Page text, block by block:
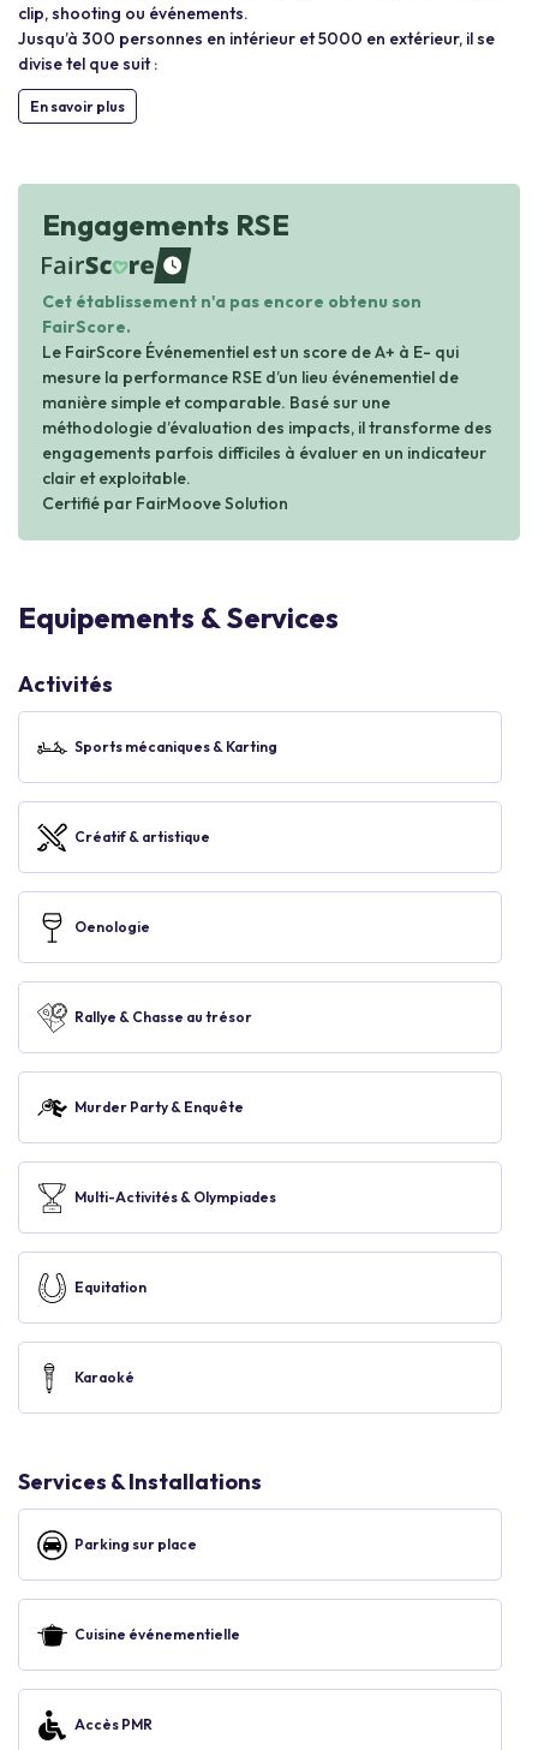
clip, shooting ou événements.
Jusqu’à 300 personnes en intérieur et 5000 en extérieur, il se
divise tel que suit :
En savoir plus
Engagements RSE
waiting
Cet établissement n'a pas encore obtenu son
FairScore.
Le FairScore Événementiel est un score de A+ à E- qui
mesure la performance RSE d’un lieu événementiel de
manière simple et comparable. Basé sur une
méthodologie d’évaluation des impacts, il transforme des
engagements parfois difficiles à évaluer en un indicateur
clair et exploitable.
Certifié par FairMoove Solution
Equipements & Services
Activités
Sports mécaniques & Karting
Créatif & artistique
Oenologie
Rallye & Chasse au trésor
Murder Party & Enquête
Multi-Activités & Olympiades
Equitation
Karaoké
Services & Installations
Parking sur place
Cuisine événementielle
Accès PMR